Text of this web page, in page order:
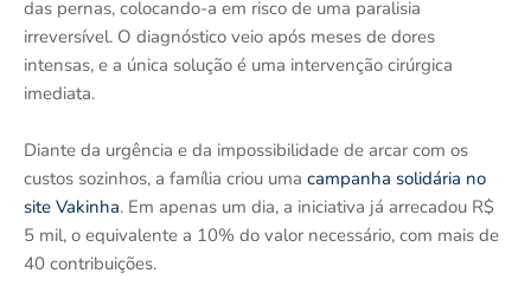
das pernas, colocando-a em risco de uma paralisia
irreversível. O diagnóstico veio após meses de dores
intensas, e a única solução é uma intervenção cirúrgica
imediata.
Diante da urgência e da impossibilidade de arcar com os
custos sozinhos, a família criou uma campanha solidária no
site Vakinha. Em apenas um dia, a iniciativa já arrecadou R$
5 mil, o equivalente a 10% do valor necessário, com mais de
40 contribuições.